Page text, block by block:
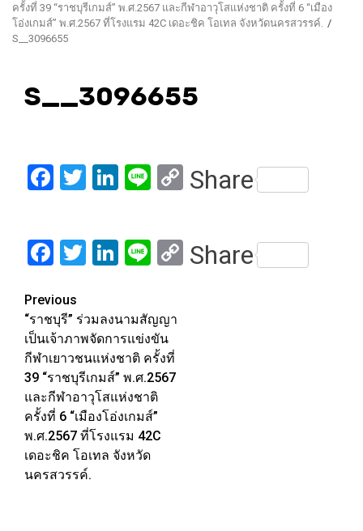
ครั้งที่ 39 “ราชบุรีเกมส์” พ.ศ.2567 และกีฬาอาวุโสแห่งชาติ ครั้งที่ 6 “เมือง
โอ่งเกมส์” พ.ศ.2567 ที่โรงแรม 42C เดอะชิค โอเทล จังหวัดนครสวรรค์.
S__3096655
S__3096655
Facebook
Twitter
LinkedIn
LineCopy
Share
Facebook
Twitter
LinkedIn
LineCopy
Share
Post
navigation
Previous
“ราชบุรี” ร่วมลงนามสัญญา
เป็นเจ้าภาพจัดการแข่งขัน
กีฬาเยาวชนแห่งชาติ ครั้งที่
39 “ราชบุรีเกมส์” พ.ศ.2567
และกีฬาอาวุโสแห่งชาติ
ครั้งที่ 6 “เมืองโอ่งเกมส์”
พ.ศ.2567 ที่โรงแรม 42C
เดอะชิค โอเทล จังหวัด
นครสวรรค์.